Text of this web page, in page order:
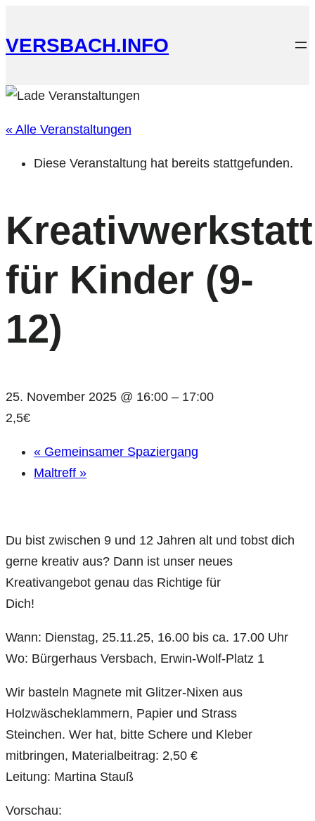
VERSBACH.INFO
« Alle Veranstaltungen
Diese Veranstaltung hat bereits stattgefunden.
Kreativwerkstatt
für Kinder (9-
12)
25. November 2025 @ 16:00 – 17:00
2,5€
« Gemeinsamer Spaziergang
Maltreff »
Du bist zwischen 9 und 12 Jahren alt und tobst dich
gerne kreativ aus? Dann ist unser neues
Kreativangebot genau das Richtige für
Dich!
Wann: Dienstag, 25.11.25, 16.00 bis ca. 17.00 Uhr
Wo: Bürgerhaus Versbach, Erwin-Wolf-Platz 1
Wir basteln Magnete mit Glitzer-Nixen aus
Holzwäscheklammern, Papier und Strass
Steinchen. Wer hat, bitte Schere und Kleber
mitbringen, Materialbeitrag: 2,50 €
Leitung: Martina Stauß
Vorschau: